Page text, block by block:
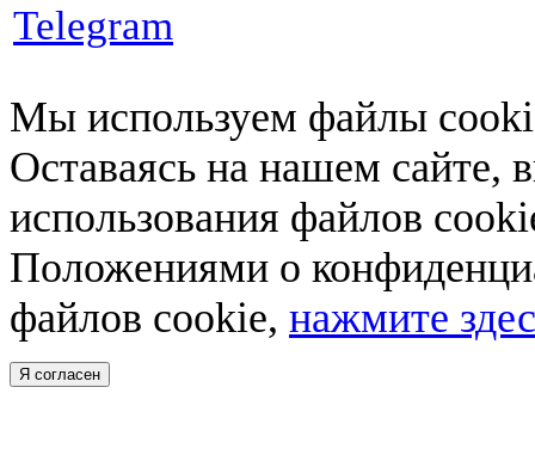
Telegram
Мы используем файлы
Оставаясь на нашем сайте,
использования файлов
Положениями о
файлов cookie, нажмите
Я согласен